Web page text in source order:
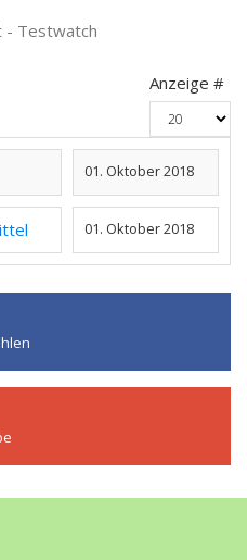
- Testwatch
Anzeige #
01. Oktober 2018
01. Oktober 2018